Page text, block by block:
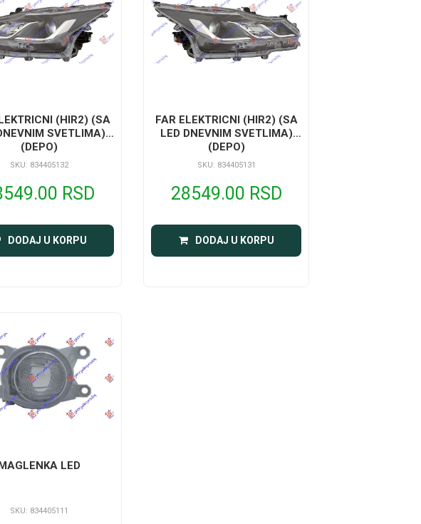
(HIR2) (SA
SVETLIMA)
(DEPO)
SKU: 834405132
RSD
DODAJ U KORPU
FAR ELEKTRICNI (HIR2) (SA
LED DNEVNIM SVETLIMA)
(DEPO)
SKU: 834405131
28549.00 RSD
DODAJ U KORPU
LED
SKU: 834405111